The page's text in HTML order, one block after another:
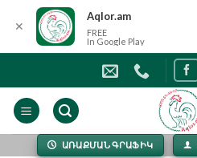
content
ԱՌԱՔՄԱՆ ԳՐԱՖԻԿ
✕
Aqlor.am
FREE
In Google Play